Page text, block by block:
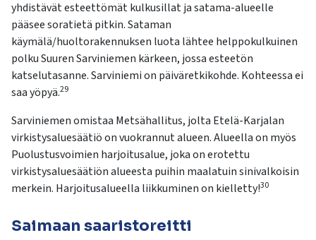
yhdistävät esteettömät kulkusillat ja satama-alueelle
pääsee soratietä pitkin. Sataman
käymälä/huoltorakennuksen luota lähtee helppokulkuinen
polku Suuren Sarviniemen kärkeen, jossa esteetön
katselutasanne. Sarviniemi on päiväretkikohde. Kohteessa ei
saa yöpyä.29
Sarviniemen omistaa Metsähallitus, jolta Etelä-Karjalan
virkistysaluesäätiö on vuokrannut alueen. Alueella on myös
Puolustusvoimien harjoitusalue, joka on erotettu
virkistysaluesäätiön alueesta puihin maalatuin sinivalkoisin
merkein. Harjoitusalueella liikkuminen on kielletty!30
Saimaan saaristoreitti